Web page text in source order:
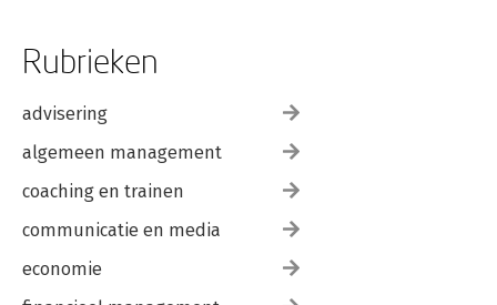
Rubrieken
advisering
algemeen management
coaching en trainen
communicatie en media
economie